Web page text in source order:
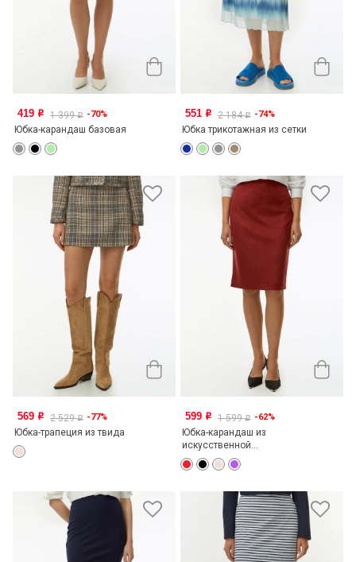
419 o 1 399o -70%
Юбка-карандаш базовая
551 o 2 184o -74%
Юбка трикотажная из сетки
569 o 2 529o -77%
Юбка-трапеция из твида
599 o 1 599o -62%
Юбка-карандаш из
искусственной...